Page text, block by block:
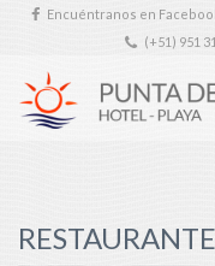
Encuéntranos en
(+51) 951